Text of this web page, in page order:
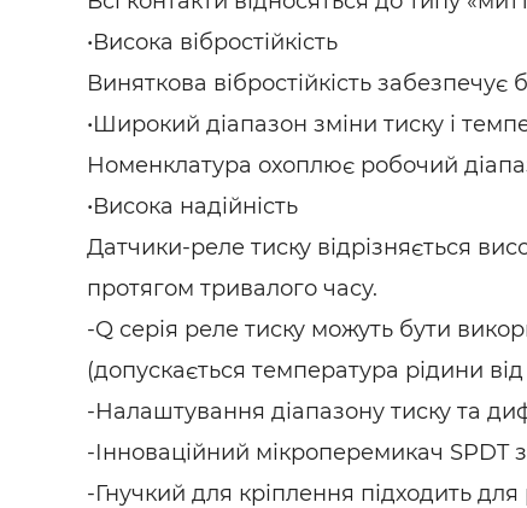
•Висока вібростійкість
Виняткова вібростійкість
•Широкий діапазон зміни тиску і
Номенклатура охоплює робочий
•Висока надійність
Датчики-реле тиску відрізняється
протягом тривалого часу.
-Q серія реле тиску можуть бути
(допускається температура рідини від
-Налаштування діапазону тиску та
-Інноваційний мікроперемикач
-Гнучкий для кріплення підходить для